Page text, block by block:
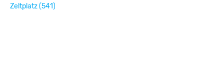
Zeltplatz (541)